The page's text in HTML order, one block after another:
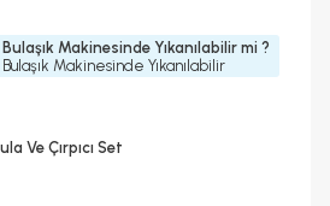
Bulaşık Makinesinde Yıkanılabilir mi ?
Bulaşık Makinesinde Yıkanılabilir
Ve Çırpıcı Set